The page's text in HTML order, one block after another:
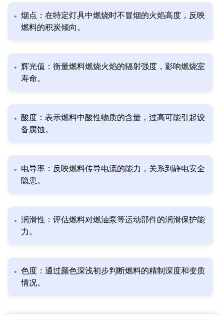
烟点：在特定灯具中燃烧时不冒烟的火焰高度，反映
燃料的积炭倾向。
辉光值：衡量燃料燃烧火焰的辐射强度，影响燃烧室
寿命。
酸度：表示燃料中酸性物质的含量，过高可能引起设
备腐蚀。
电导率：反映燃料传导电流的能力，关系到静电安全
隐患。
润滑性：评估燃料对燃油泵等运动部件的润滑保护能
力。
色度：通过颜色深浅初步判断燃料的精制深度和变质
情况。